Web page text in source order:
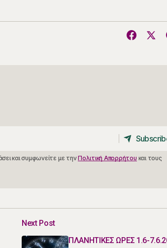
και συμφωνείτε με τηνΠολιτική Απορρήτου και τους
Next Post
ΠΛΑΝΗΤΙΚΕΣ ΩΡΕΣ 1.6-